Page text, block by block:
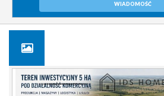
WIADOMOŚĆ